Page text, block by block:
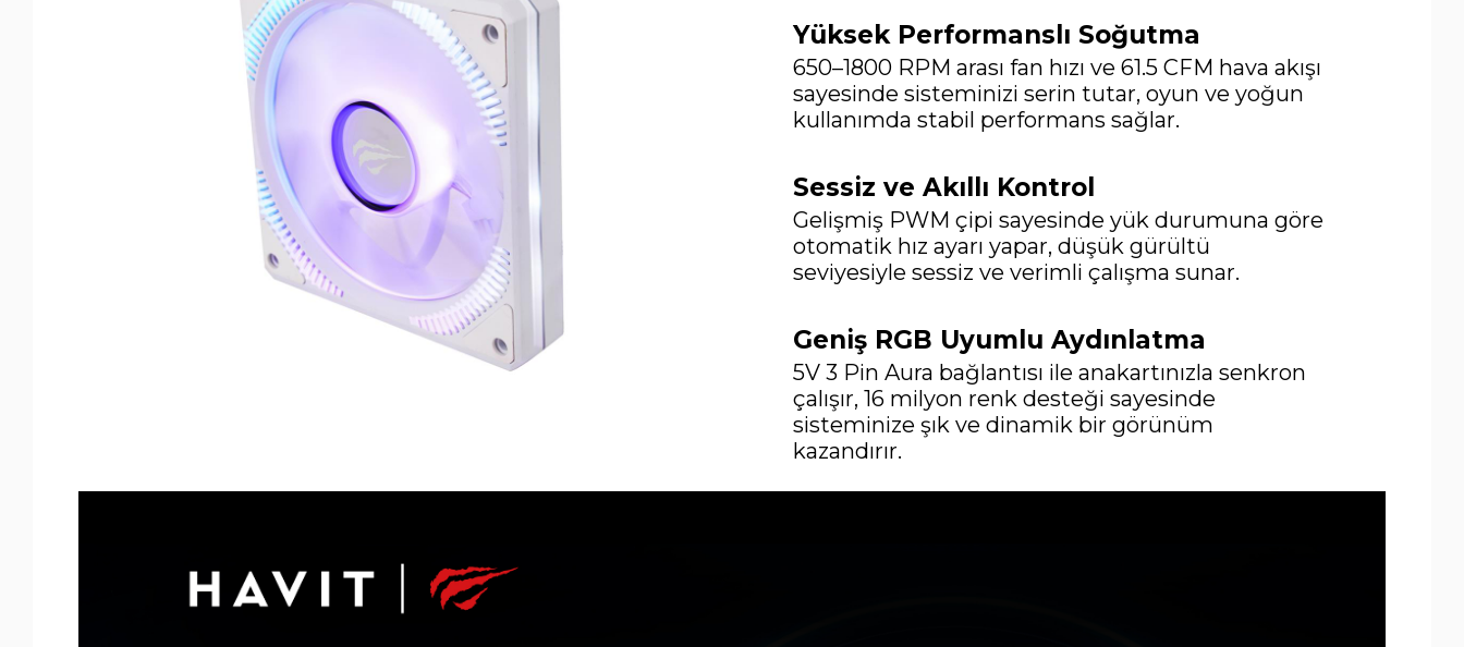
Yüksek Performanslı Soğutma
650–1800 RPM arası fan hızı ve 61.5 CFM hava akışı
sayesinde sisteminizi serin tutar, oyun ve yoğun
kullanımda stabil performans sağlar.
Sessiz ve Akıllı Kontrol
Gelişmiş PWM çipi sayesinde yük durumuna göre
otomatik hız ayarı yapar, düşük gürültü
seviyesiyle sessiz ve verimli çalışma sunar.
Geniş RGB Uyumlu Aydınlatma
5V 3 Pin Aura bağlantısı ile anakartınızla senkron
çalışır, 16 milyon renk desteği sayesinde
sisteminize şık ve dinamik bir görünüm
kazandırır.